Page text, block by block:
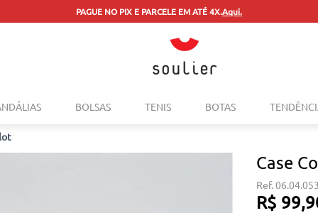
PAGUE NO PIX E PARCELE EM ATÉ 4X.Aqui.
BOLSAS TENIS BOTAS
Case
R$ 99,
1º
tenis